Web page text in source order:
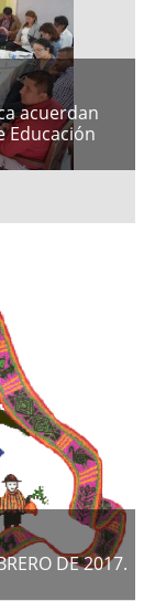
acuerdan
Educación
DE 2017.